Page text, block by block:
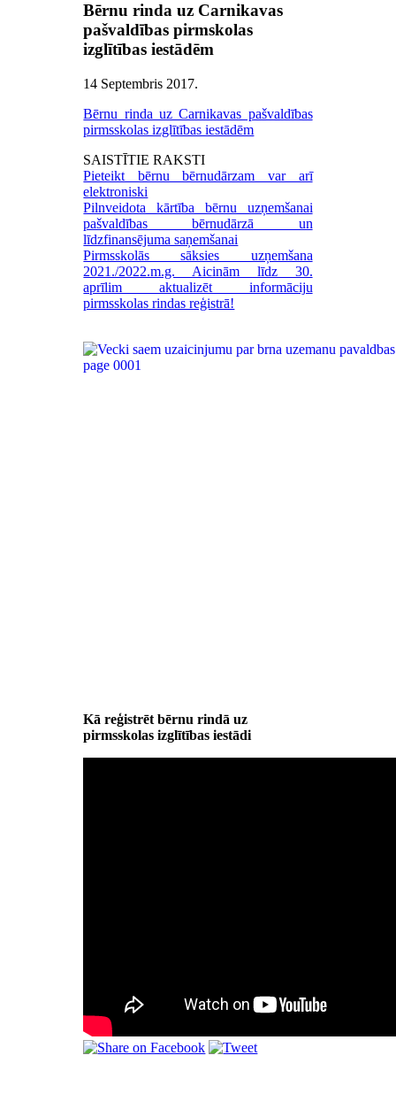
Bērnu rinda uz Carnikavas
pašvaldības pirmskolas
izglītības iestādēm
14 Septembris 2017.
Bērnu rinda uz Carnikavas pašvaldības
pirmsskolas izglītības iestādēm
SAISTĪTIE RAKSTI
Pieteikt bērnu bērnudārzam var arī
elektroniski
Pilnveidota kārtība bērnu uzņemšanai
pašvaldības bērnudārzā un
līdzfinansējuma saņemšanai
Pirmsskolās sāksies uzņemšana
2021./2022.m.g. Aicinām līdz 30.
aprīlim aktualizēt informāciju
pirmsskolas rindas reģistrā!
Kā reģistrēt bērnu rindā uz
pirmsskolas izglītības iestādi